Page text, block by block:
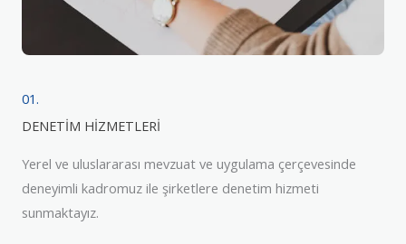
01.
DENETİM HİZMETLERİ
Yerel ve uluslararası mevzuat ve uygulama çerçevesinde
deneyimli kadromuz ile şirketlere denetim hizmeti
sunmaktayız.